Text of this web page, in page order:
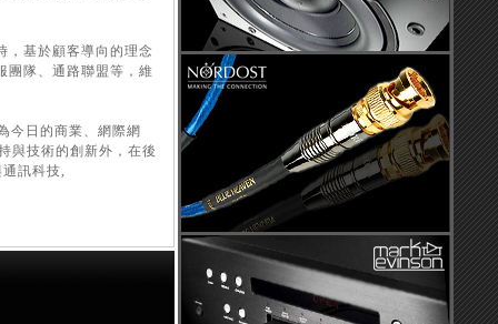
，基於顧客導向的理念
團隊、通路聯盟等，維
今日的商業、網際網
與技術的創新外，在後
訊科技,